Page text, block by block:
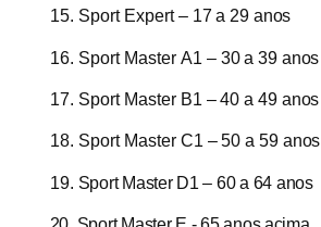
15. Sport Expert – 17 a 29anos
16. Sport Master A1 – 30 a 39anos
17. Sport Master B1 – 40 a 49anos
18. Sport Master C1 – 50 a 59anos
19. Sport Master D1 – 60 a 64 anos